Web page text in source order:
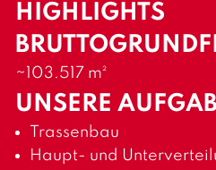
HIGHLIGHTS
~103.517 m²
UNSERE
Trassenbau
Haupt- und